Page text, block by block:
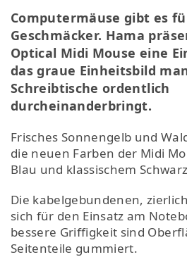
Computermäuse gibt es
Geschmäcker. Hama
Optical Midi Mouse eine
das graue Einheitsbild
Schreibtische ordentlich
durcheinanderbringt.
Frisches Sonnengelb und
die neuen Farben der Midi
Blau und klassischem
Die kabelgebundenen,
sich für den Einsatz am
bessere Griffigkeit sind
Seitenteile gummiert.